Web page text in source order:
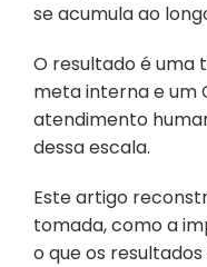
se acumula ao
O resultado é uma
meta interna e um
atendimento
dessa escala.
Este artigo
tomada, como a
o que os